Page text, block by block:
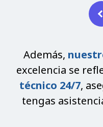
Además,
excelencia se
técnico 24/7,
tengas